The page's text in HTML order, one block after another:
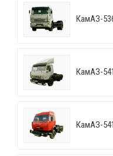
КамАЗ-
КамАЗ-
КамАЗ-